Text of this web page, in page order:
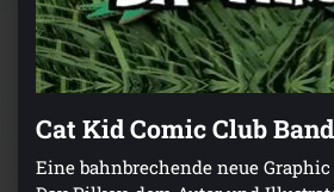
Cat Kid Comic Club
Eine bahnbrechende neue